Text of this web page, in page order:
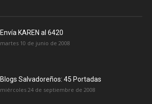
Envía KAREN al 6420
martes 10 de junio de 2008
Blogs Salvadoreños: 45 Portadas
miércoles 24 de septiembre de 2008